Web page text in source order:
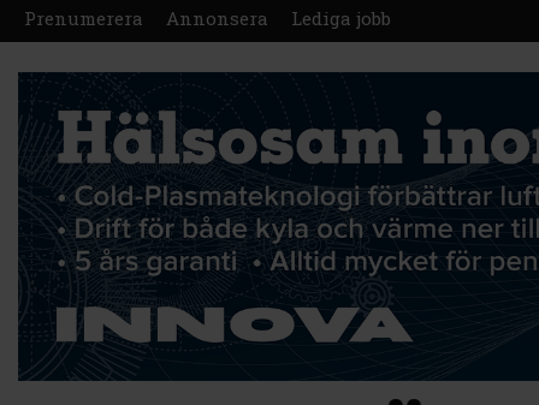
Prenumerera Annonsera Lediga jobb